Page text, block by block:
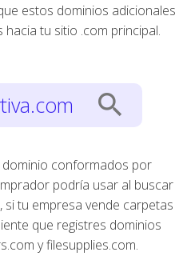
estos dominios adicionales
tu sitio .com principal.
search
dominio conformados por
podría usar al buscar
tu empresa vende carpetas
que registres dominios
y filesupplies.com.